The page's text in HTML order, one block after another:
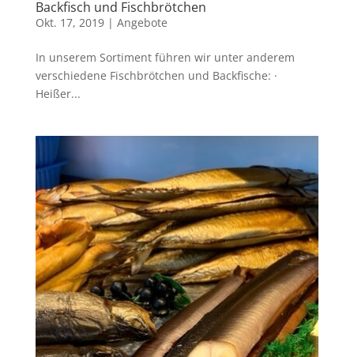
Backfisch und Fischbrötchen
Okt. 17, 2019| Angebote
In unserem Sortiment führen wir unter anderem
verschiedene Fischbrötchen und Backfische: ·
Heißer...